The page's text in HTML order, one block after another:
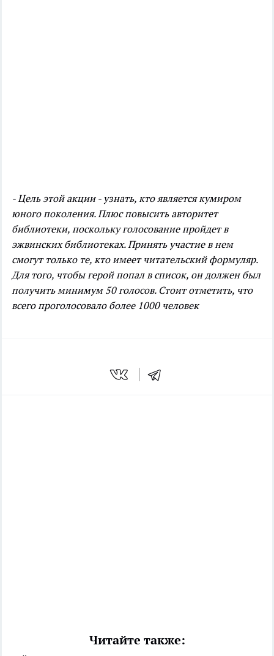
- Цель этой акции - узнать, кто является кумиром
юного поколения. Плюс повысить авторитет
библиотеки, поскольку голосование пройдет в
эжвинских библиотеках. Принять участие в нем
смогут только те, кто имеет читательский формуляр.
Для того, чтобы герой попал в список, он должен был
получить минимум 50 голосов. Стоит отметить, что
всего проголосовало более 1000 человек
Читайте также: